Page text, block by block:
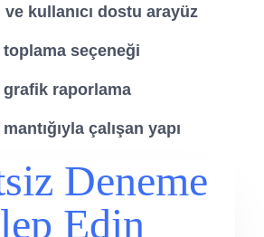
kullanıcı dostu arayüz
seçeneği
grafik raporlama
çalışan yapı